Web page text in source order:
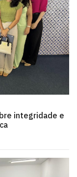
integridade e